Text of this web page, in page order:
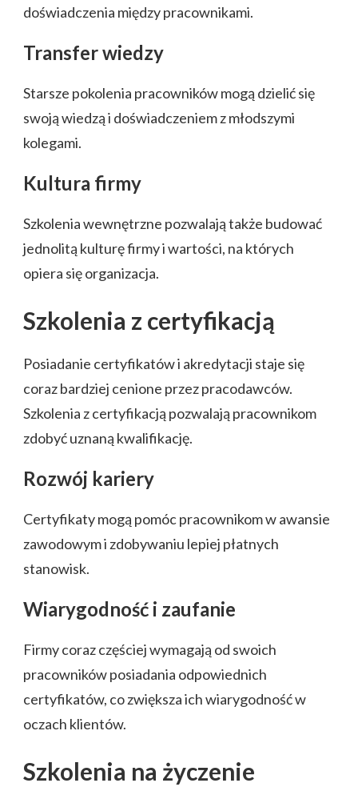
doświadczenia między pracownikami.
Transfer wiedzy
Starsze pokolenia pracowników mogą dzielić się
swoją wiedzą i doświadczeniem z młodszymi
kolegami.
Kultura firmy
Szkolenia wewnętrzne pozwalają także budować
jednolitą kulturę firmy i wartości, na których
opiera się organizacja.
Szkolenia z certyfikacją
Posiadanie certyfikatów i akredytacji staje się
coraz bardziej cenione przez pracodawców.
Szkolenia z certyfikacją pozwalają pracownikom
zdobyć uznaną kwalifikację.
Rozwój kariery
Certyfikaty mogą pomóc pracownikom w awansie
zawodowym i zdobywaniu lepiej płatnych
stanowisk.
Wiarygodność i zaufanie
Firmy coraz częściej wymagają od swoich
pracowników posiadania odpowiednich
certyfikatów, co zwiększa ich wiarygodność w
oczach klientów.
Szkolenia na życzenie